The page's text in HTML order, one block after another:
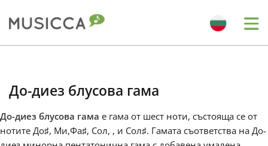
Dansk
До-диез блусова гама
До-диез блусова гама е гама от шест ноти, състояща се от
нотите До♯, Ми,Фа♯, Сол, , и Сол♯. Гамата съответства на До-